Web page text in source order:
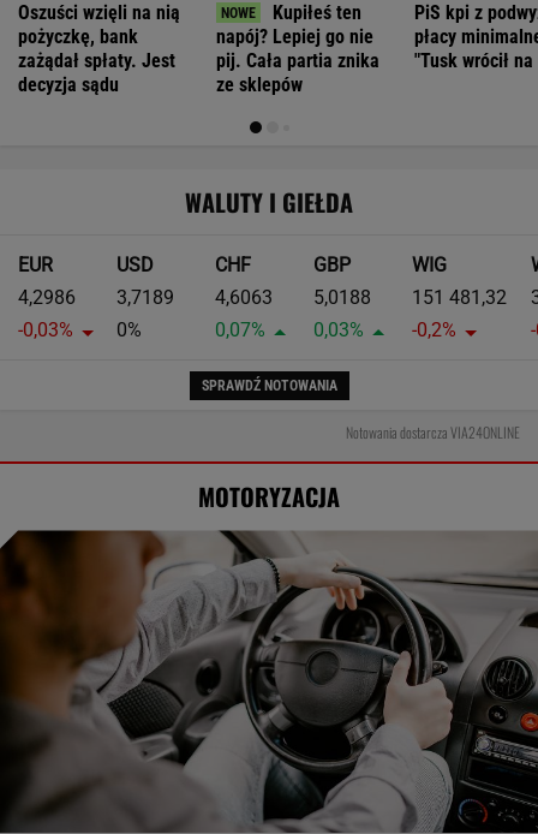
Oszuści wzięli na nią
pożyczkę, bank
zażądał spłaty. Jest
decyzja sądu
Kupiłeś ten
napój? Lepiej go nie
pij. Cała partia znika
ze sklepów
PiS kpi z
płacy
"Tusk wrócił na
WALUTY I GIEŁDA
EUR
4,2986
-0,03%
USD
3,7189
0%
CHF
4,6063
0,07%
GBP
5,0188
0,03%
WIG
151 481,32
-0,2%
SPRAWDŹ NOTOWANIA
Notowania dostarcza VIA24ONLINE
MOTORYZACJA